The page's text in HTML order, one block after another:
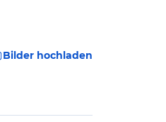
Bilder hochladen